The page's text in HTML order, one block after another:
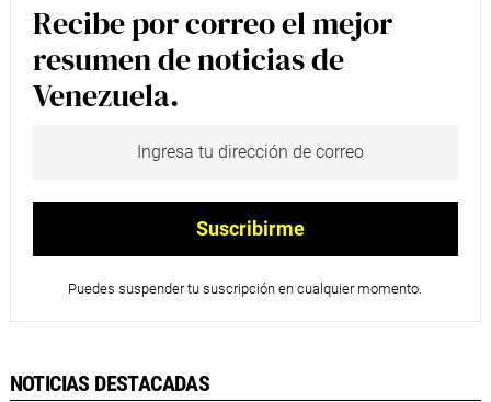
Recibe por correo el mejor
resumen de noticias de
Venezuela.
Puedes suspender tu suscripción en cualquier momento.
NOTICIAS DESTACADAS